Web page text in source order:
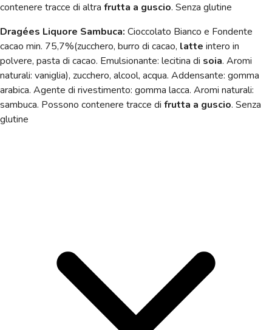
contenere tracce di altra frutta a guscio. Senza glutine
Dragées Liquore Sambuca: Cioccolato Bianco e Fondente
cacao min. 75,7%(zucchero, burro di cacao, latte intero in
polvere, pasta di cacao. Emulsionante: lecitina di soia. Aromi
naturali: vaniglia), zucchero, alcool, acqua. Addensante: gomma
arabica. Agente di rivestimento: gomma lacca. Aromi naturali:
sambuca. Possono contenere tracce di frutta a guscio. Senza
glutine